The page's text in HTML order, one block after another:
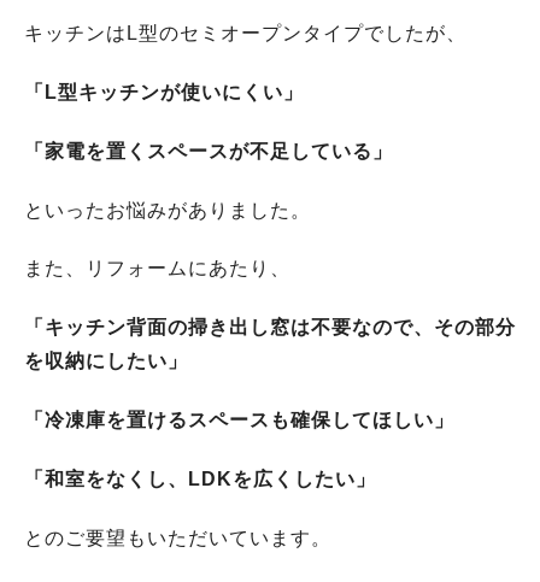
キッチンはL型のセミオープンタイプでしたが、
「L型キッチンが使いにくい」
「家電を置くスペースが不足している」
といったお悩みがありました。
また、リフォームにあたり、
「キッチン背面の掃き出し窓は不要なので、その部分
を収納にしたい」
「冷凍庫を置けるスペースも確保してほしい」
「和室をなくし、LDKを広くしたい」
とのご要望もいただいています。